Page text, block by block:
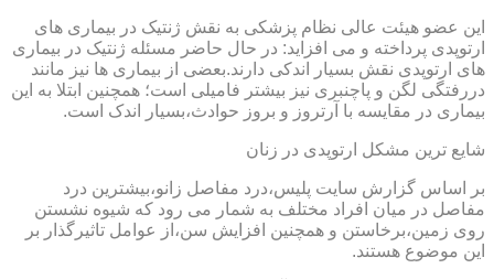
این عضو هیئت عالی نظام پزشکی به نقش ژنتیک در بیماری های
ارتوپدی پرداخته و می افزاید: در حال حاضر مسئله ژنتیک در بیماری
های ارتوپدی نقش بسیار اندکی دارند.بعضی از بیماری ها نیز مانند
دررفتگی لگن و پاچنبری نیز بیشتر فامیلی است؛ همچنین ابتلا به این
بیماری در مقایسه با آرتروز و بروز حوادث،بسیار اندک است.
شایع ترین مشکل ارتوپدی در زنان
بر اساس گزارش سایت پلیس،درد مفاصل زانو،بیشترین درد
مفاصل در میان افراد مختلف به شمار می رود که شیوه نشستن
روی زمین،برخاستن و همچنین افزایش سن،از عوامل تاثیرگذار بر
این موضوع هستند.